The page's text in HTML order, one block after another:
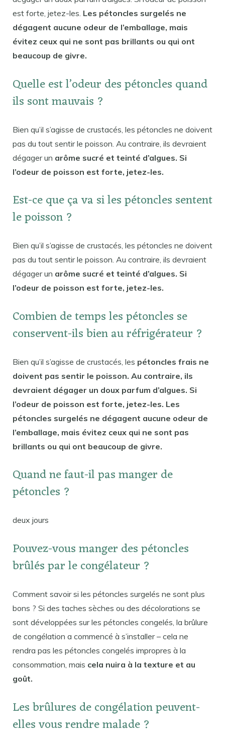
est forte, jetez-les. Les pétoncles surgelés ne
dégagent aucune odeur de l’emballage, mais
évitez ceux qui ne sont pas brillants ou qui ont
beaucoup de givre.
Quelle est l’odeur des pétoncles quand
ils sont mauvais ?
Bien qu’il s’agisse de crustacés, les pétoncles ne doivent
pas du tout sentir le poisson. Au contraire, ils devraient
dégager un arôme sucré et teinté d’algues. Si
l’odeur de poisson est forte, jetez-les.
Est-ce que ça va si les pétoncles sentent
le poisson ?
Bien qu’il s’agisse de crustacés, les pétoncles ne doivent
pas du tout sentir le poisson. Au contraire, ils devraient
dégager un arôme sucré et teinté d’algues. Si
l’odeur de poisson est forte, jetez-les.
Combien de temps les pétoncles se
conservent-ils bien au réfrigérateur ?
Bien qu’il s’agisse de crustacés, les pétoncles frais ne
doivent pas sentir le poisson. Au contraire, ils
devraient dégager un doux parfum d’algues. Si
l’odeur de poisson est forte, jetez-les. Les
pétoncles surgelés ne dégagent aucune odeur de
l’emballage, mais évitez ceux qui ne sont pas
brillants ou qui ont beaucoup de givre.
Quand ne faut-il pas manger de
pétoncles ?
deux jours
Pouvez-vous manger des pétoncles
brûlés par le congélateur ?
Comment savoir si les pétoncles surgelés ne sont plus
bons ? Si des taches sèches ou des décolorations se
sont développées sur les pétoncles congelés, la brûlure
de congélation a commencé à s’installer – cela ne
rendra pas les pétoncles congelés impropres à la
consommation, mais cela nuira à la texture et au
goût.
Les brûlures de congélation peuvent-
elles vous rendre malade ?